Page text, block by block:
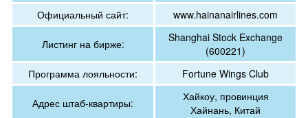
Официальный сайт:
www.hainanairlines.com
Листинг на бирже:
Shanghai Stock Exchange
(600221)
Программа лояльности:
Fortune Wings Club
Адрес штаб-квартиры:
Хайкоу, провинция
Хайнань, Китай